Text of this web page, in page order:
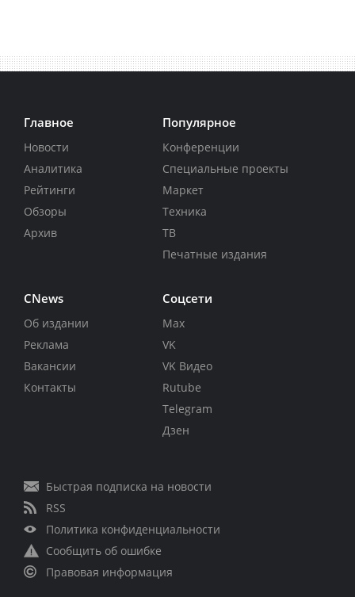
Главное
Новости
Аналитика
Рейтинги
Обзоры
Архив
Популярное
Конференции
Специальные проекты
Маркет
Техника
ТВ
Печатные издания
CNews
Об издании
Реклама
Вакансии
Контакты
Соцсети
Max
VK
VK Видео
Rutube
Telegram
Дзен
Быстрая подписка на новости
RSS
Политика конфиденциальности
Сообщить об ошибке
Правовая информация